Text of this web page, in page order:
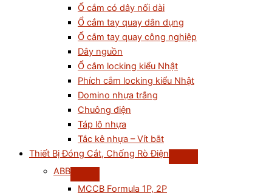
Ổ cắm có dây nối dài
Ổ cắm tay quay dân dụng
Ổ cắm tay quay công nghiệp
Dây nguồn
Ổ cắm locking kiểu Nhật
Phích cắm locking kiểu Nhật
Domino nhựa trắng
Chuông điện
Táp lô nhựa
Tắc kê nhựa – Vít bắt
Thiết Bị Đóng Cắt, Chống Rò Điện
ABB
MCCB Formula 1P, 2P